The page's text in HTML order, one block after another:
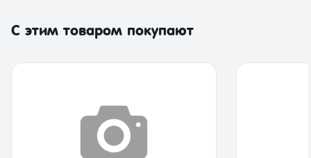
С этим товаром покупают